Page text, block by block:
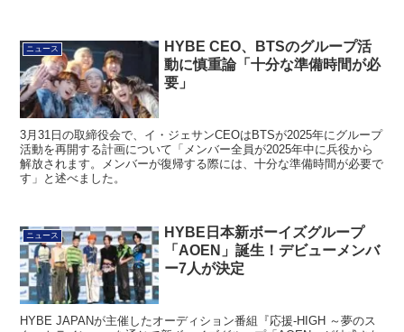
ニュース
HYBE CEO、BTSのグループ活
動に慎重論「十分な準備時間が必
要」
3月31日の取締役会で、イ・ジェサンCEOはBTSが2025年にグループ
活動を再開する計画について「メンバー全員が2025年中に兵役から
解放されます。メンバーが復帰する際には、十分な準備時間が必要で
す」と述べました。
ニュース
HYBE日本新ボーイズグループ
「AOEN」誕生！デビューメンバ
ー7人が決定
HYBE JAPANが主催したオーディション番組『応援-HIGH ～夢のス